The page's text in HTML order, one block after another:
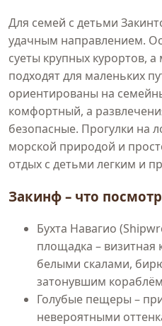
Для семей с детьми
удачным направлением.
суеты крупных курортов,
подходят для маленьких
ориентированы на
комфортный, а
безопасные. Прогулки на
морской природой и
отдых с детьми легким и
Закинф – что
Бухта Навагио
площадка – визитная
белыми скалами,
затонувшим
Голубые пещеры –
невероятными